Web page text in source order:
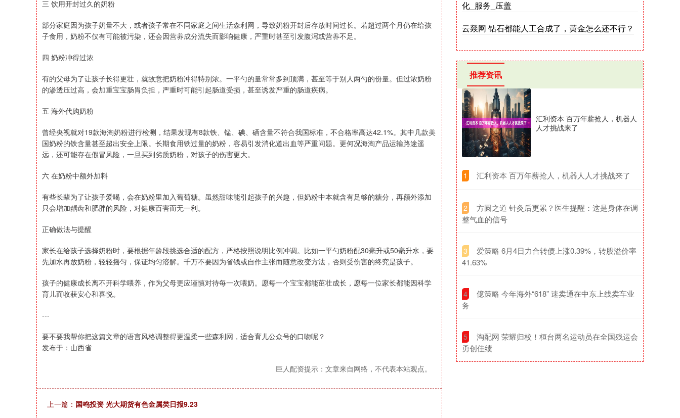
三 饮用开封过久的奶粉
部分家庭因为孩子奶量不大，或者孩子常在不同家庭之间生活森利网，导致奶粉开封后存放时间过长。若超过两个月仍在给孩
子食用，奶粉不仅有可能被污染，还会因营养成分流失而影响健康，严重时甚至引发腹泻或营养不足。
四 奶粉冲得过浓
有的父母为了让孩子长得更壮，就故意把奶粉冲得特别浓。一平勺的量常常多到顶满，甚至等于别人两勺的份量。但过浓奶粉
的渗透压过高，会加重宝宝肠胃负担，严重时可能引起肠道受损，甚至诱发严重的肠道疾病。
五 海外代购奶粉
曾经央视就对19款海淘奶粉进行检测，结果发现有8款铁、锰、碘、硒含量不符合我国标准，不合格率高达42.1%。其中几款美
国奶粉的铁含量甚至超出安全上限。长期食用铁过量的奶粉，容易引发消化道出血等严重问题。更何况海淘产品运输路途遥
远，还可能存在假冒风险，一旦买到劣质奶粉，对孩子的伤害更大。
六 在奶粉中额外加料
有些长辈为了让孩子爱喝，会在奶粉里加入葡萄糖。虽然甜味能引起孩子的兴趣，但奶粉中本就含有足够的糖分，再额外添加
只会增加龋齿和肥胖的风险，对健康百害而无一利。
正确做法与提醒
家长在给孩子选择奶粉时，要根据年龄段挑选合适的配方，严格按照说明比例冲调。比如一平勺奶粉配30毫升或50毫升水，要
先加水再放奶粉，轻轻摇匀，保证均匀溶解。千万不要因为省钱或自作主张而随意改变方法，否则受伤害的终究是孩子。
孩子的健康成长离不开科学喂养，作为父母更应谨慎对待每一次喂奶。愿每一个宝宝都能茁壮成长，愿每一位家长都能因科学
育儿而收获安心和喜悦。
---
要不要我帮你把这篇文章的语言风格调整得更温柔一些森利网，适合育儿公众号的口吻呢？
发布于：山西省
巨人配资提示：文章来自网络，不代表本站观点。
上一篇： 国鸣投资 光大期货有色金属类日报9.23
化_服务_压盖
云燚网 钻石都能人工合成了，黄金怎么还不行？
推荐资讯
汇利资本 百万年薪抢人，机器人
人才挑战来了
1 ​汇利资本 百万年薪抢人，机器人人才挑战来了
2
​方圆之道 针灸后更累？医生提醒：这是身体在调
整气血的信号
3
​爱策略 6月4日力合转债上涨0.39%，转股溢价率
41.63%
4
​億策略 今年海外“618” 速卖通在中东上线卖车业
务
5
​淘配网 荣耀归校！桓台两名运动员在全国残运会
勇创佳绩